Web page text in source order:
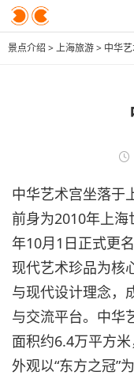
景点介绍 >上海旅游> 中华
中华艺术宫坐落于
前身为2010年上
年10月1日正式更
现代艺术珍品为核
与现代设计理念，
与交流平台。中华
面积约6.4万平方
外观以“东方之冠”